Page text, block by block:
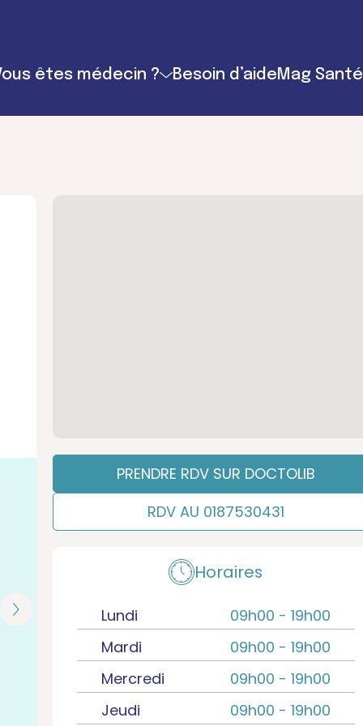
êtes médecin ? Besoin d’aideMag Santé
PRENDRE RDV SUR DOCTOLIB
RDV AU 0187530431
Horaires
Lundi 09h00 - 19h00
Mardi
09h00 - 19h00
Mercredi
09h00 - 19h00
Jeudi
09h00 - 19h00